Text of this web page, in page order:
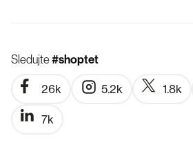
Sledujte#shoptet
26k 5.2k 1.8k
7k